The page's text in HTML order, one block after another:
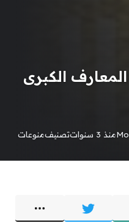
الكبرى
منذ 3 سنوات تصنيفمنوعات